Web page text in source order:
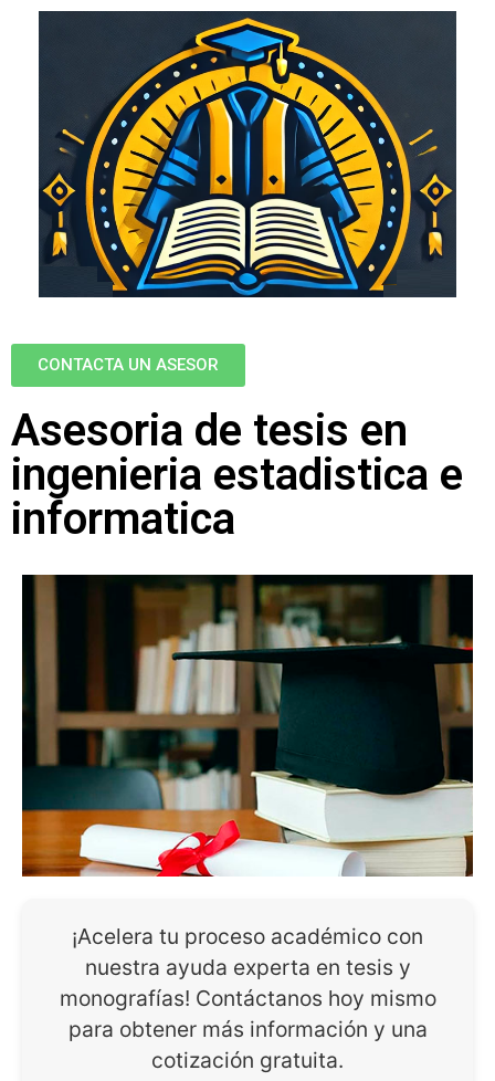
CONTACTA UN ASESOR
Asesoria de tesis en
ingenieria estadistica e
informatica
¡Acelera tu proceso académico con
nuestra ayuda experta en tesis y
monografías! Contáctanos hoy mismo
para obtener más información y una
cotización gratuita.